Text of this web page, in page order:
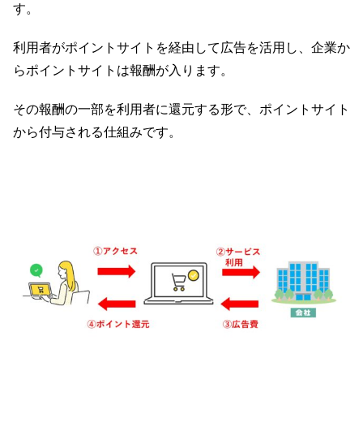
す。
利用者がポイントサイトを経由して広告を活用し、企業か
らポイントサイトは報酬が入ります。
その報酬の一部を利用者に還元する形で、ポイントサイト
から付与される仕組みです。